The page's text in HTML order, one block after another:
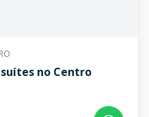
no Centro